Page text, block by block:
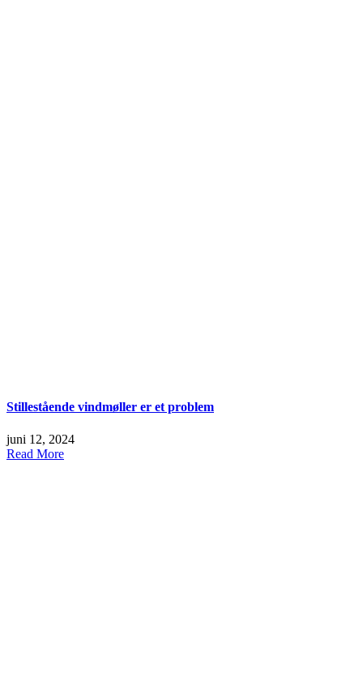
Stillestående vindmøller er et problem
juni 12, 2024
Read More